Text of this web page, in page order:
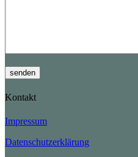
senden
Kontakt
Impressum
Datenschutzerklärung